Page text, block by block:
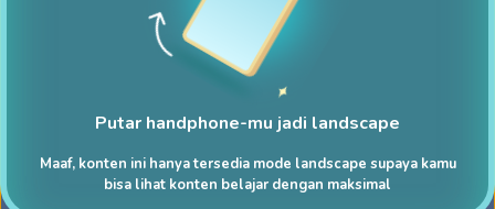
Putar handphone-mu jadi landscape
Maaf, konten ini hanya tersedia mode landscape supaya kamu
bisa lihat konten belajar dengan maksimal